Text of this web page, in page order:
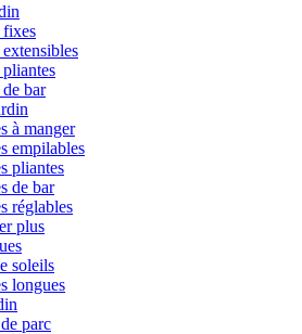
fixes
bar
à manger
empilables
pliantes
de bar
réglables
plus
soleils
longues
parc